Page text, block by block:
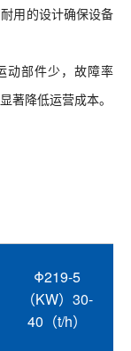
用的设计确保设备
动部件少，故障率
著降低运营成本。
Φ219-5
（KW）30-
40（t/h）